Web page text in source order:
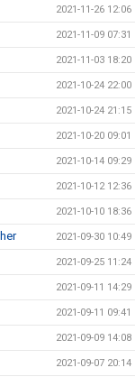
2021-11-26 12:06
2021-11-09 07:31
2021-11-03 18:20
2021-10-24 22:00
2021-10-24 21:15
2021-10-20 09:01
2021-10-14 09:29
2021-10-12 12:36
2021-10-10 18:36
2021-09-30 10:49
2021-09-25 11:24
2021-09-11 14:29
2021-09-11 09:41
2021-09-09 14:08
2021-09-07 20:14